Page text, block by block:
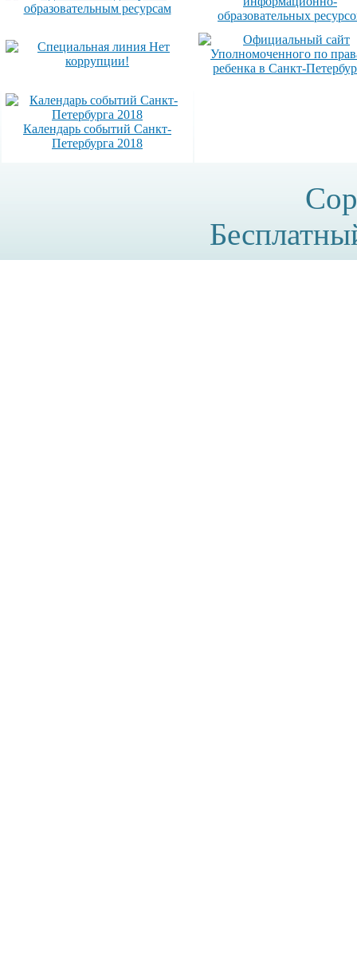
Календарь событий Санкт-
Петербурга 2018